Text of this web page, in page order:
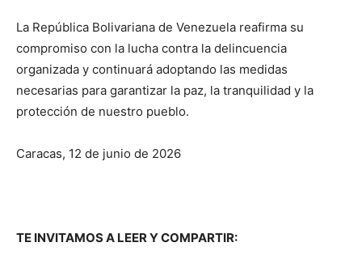
La República Bolivariana de Venezuela reafirma su
compromiso con la lucha contra la delincuencia
organizada y continuará adoptando las medidas
necesarias para garantizar la paz, la tranquilidad y la
protección de nuestro pueblo.
Caracas, 12 de junio de 2026
TE INVITAMOS A LEER Y COMPARTIR: